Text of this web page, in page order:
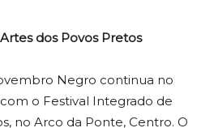
dos Povos Pretos
Negro continua no
o Festival Integrado de
no Arco da Ponte, Centro. O